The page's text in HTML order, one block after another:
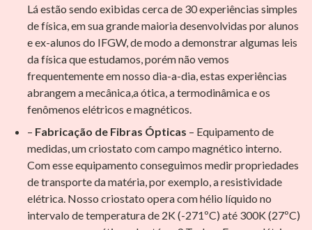
Lá estão sendo exibidas cerca de 30 experiências simples
de física, em sua grande maioria desenvolvidas por alunos
e ex-alunos do IFGW, de modo a demonstrar algumas leis
da física que estudamos, porém não vemos
frequentemente em nosso dia-a-dia, estas experiências
abrangem a mecânica,a ótica, a termodinâmica e os
fenômenos elétricos e magnéticos.
– Fabricação de Fibras Ópticas – Equipamento de
medidas, um criostato com campo magnético interno.
Com esse equipamento conseguimos medir propriedades
de transporte da matéria, por exemplo, a resistividade
elétrica. Nosso criostato opera com hélio líquido no
intervalo de temperatura de 2K (-271ºC) até 300K (27ºC)